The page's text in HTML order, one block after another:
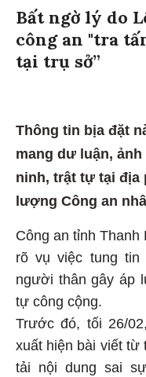
Bất ngờ lý do
công an "tra
tại trụ sở”
Thông tin bịa đặt
mang dư luận,
ninh, trật tự tại
lượng Công an
Công an tỉnh Thanh
rõ vụ việc tung
người thân gây áp
tự công cộng.
Trước đó, tối 26/
xuất hiện bài viết từ
tải nội dung sai